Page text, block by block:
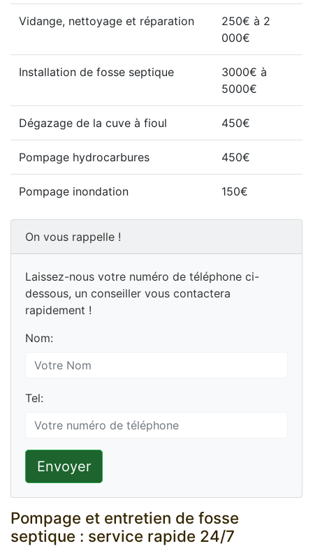
Vidange, nettoyage et réparation
250€ à 2
000€
Installation de fosse septique
3000€ à
5000€
Dégazage de la cuve à fioul 450€
Pompage hydrocarbures 450€
Pompage inondation 150€
On vous rappelle !
Laissez-nous votre numéro de téléphone ci-
dessous, un conseiller vous contactera
rapidement !
Nom:
Tel:
Envoyer
Pompage et entretien de fosse
septique : service rapide 24/7